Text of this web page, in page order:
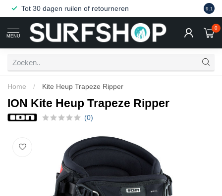
Tot 30 dagen ruilen of retourneren 9.1
MENU
0
Home / Kite Heup Trapeze Ripper
ION Kite Heup Trapeze Ripper
(0)